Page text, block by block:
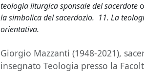
teologia liturgica sponsale del sacerdote
la simbolica del sacerdozio. 11. La
orientativa.
Giorgio Mazzanti (1948-2021),
insegnato Teologia presso la